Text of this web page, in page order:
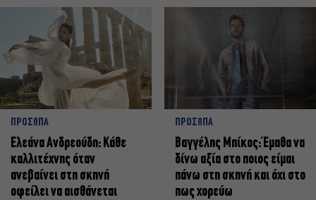
ΠΡΟΣΩΠΑ
Ελεάνα Ανδρεούδη: Κάθε
καλλιτέχνης όταν
ανεβαίνει στη σκηνή
οφείλει να αισθάνεται
ΠΡΟΣΩΠΑ
Βαγγέλης Μπίκος: Έμαθα να
δίνω αξία στο ποιος είμαι
πάνω στη σκηνή και όχι στο
πως χορεύω